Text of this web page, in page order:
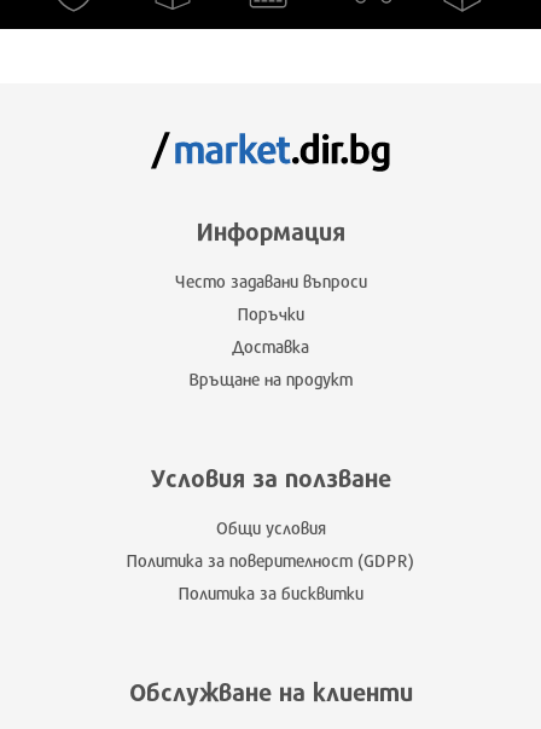
Информация
Често задавани въпроси
Поръчки
Доставка
Връщане на продукт
Условия за ползване
Общи условия
Политика за поверителност (GDPR)
Политика за бисквитки
Обслужване на клиенти